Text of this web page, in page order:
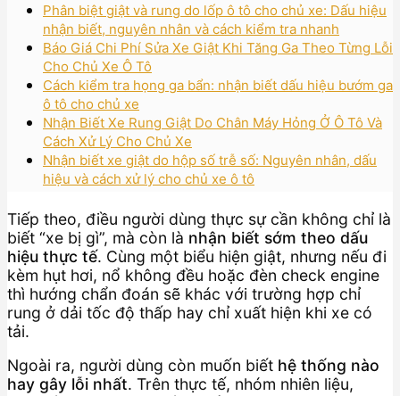
Phân biệt giật và rung do lốp ô tô cho chủ xe: Dấu hiệu
nhận biết, nguyên nhân và cách kiểm tra nhanh
Báo Giá Chi Phí Sửa Xe Giật Khi Tăng Ga Theo Từng Lỗi
Cho Chủ Xe Ô Tô
Cách kiểm tra họng ga bẩn: nhận biết dấu hiệu bướm ga
ô tô cho chủ xe
Nhận Biết Xe Rung Giật Do Chân Máy Hỏng Ở Ô Tô Và
Cách Xử Lý Cho Chủ Xe
Nhận biết xe giật do hộp số trễ số: Nguyên nhân, dấu
hiệu và cách xử lý cho chủ xe ô tô
Tiếp theo, điều người dùng thực sự cần không chỉ là
biết “xe bị gì”, mà còn là nhận biết sớm theo dấu
hiệu thực tế. Cùng một biểu hiện giật, nhưng nếu đi
kèm hụt hơi, nổ không đều hoặc đèn check engine
thì hướng chẩn đoán sẽ khác với trường hợp chỉ
rung ở dải tốc độ thấp hay chỉ xuất hiện khi xe có
tải.
Ngoài ra, người dùng còn muốn biết hệ thống nào
hay gây lỗi nhất. Trên thực tế, nhóm nhiên liệu,